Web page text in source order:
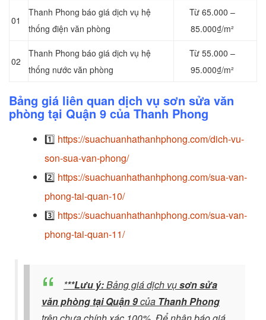
01
Thanh Phong báo giá dịch vụ hệ
thống điện văn phòng
Từ 65.000 –
85.000₫/m²
02
Thanh Phong báo giá dịch vụ hệ
thống nước văn phòng
Từ 55.000 –
95.000₫/m²
Bảng giá liên quan dịch vụ sơn sửa văn
phòng tại Quận 9 của Thanh Phong
1️⃣ https://suachuanhathanhphong.com/dich-vu-
son-sua-van-phong/
2️⃣ https://suachuanhathanhphong.com/sua-van-
phong-tai-quan-10/
3️⃣ https://suachuanhathanhphong.com/sua-van-
phong-tai-quan-11/
***Lưu ý:Bảng giá dịch vụsơn sửa
văn phòng tại Quận 9của Thanh Phong